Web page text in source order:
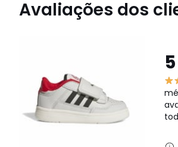
Avaliações dos
5